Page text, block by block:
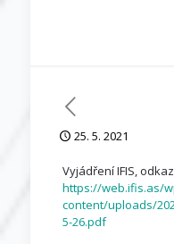
25. 5. 2021
Vyjádření IFIS,
https://web.ifis.as/
content/uploads/
5-26.pdf